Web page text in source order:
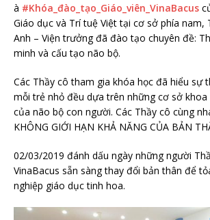
à #Khóa_đào_tạo_Giáo_viên_VinaBacus
Giáo dục và Trí tuệ Việt tại cơ sở phía nam,
Anh – Viện trưởng đã đào tạo chuyên đề:
minh và cấu tạo não bộ.
Các Thầy cô tham gia khóa học đã hiểu sự
mỗi trẻ nhỏ đều dựa trên những cơ sở
của não bộ con người. Các Thầy cô cùng
KHÔNG GIỚI HẠN KHẢ NĂNG CỦA BẢN
02/03/2019 đánh dấu ngày những người
VinaBacus sẵn sàng thay đổi bản thân để
nghiệp giáo dục tinh hoa.